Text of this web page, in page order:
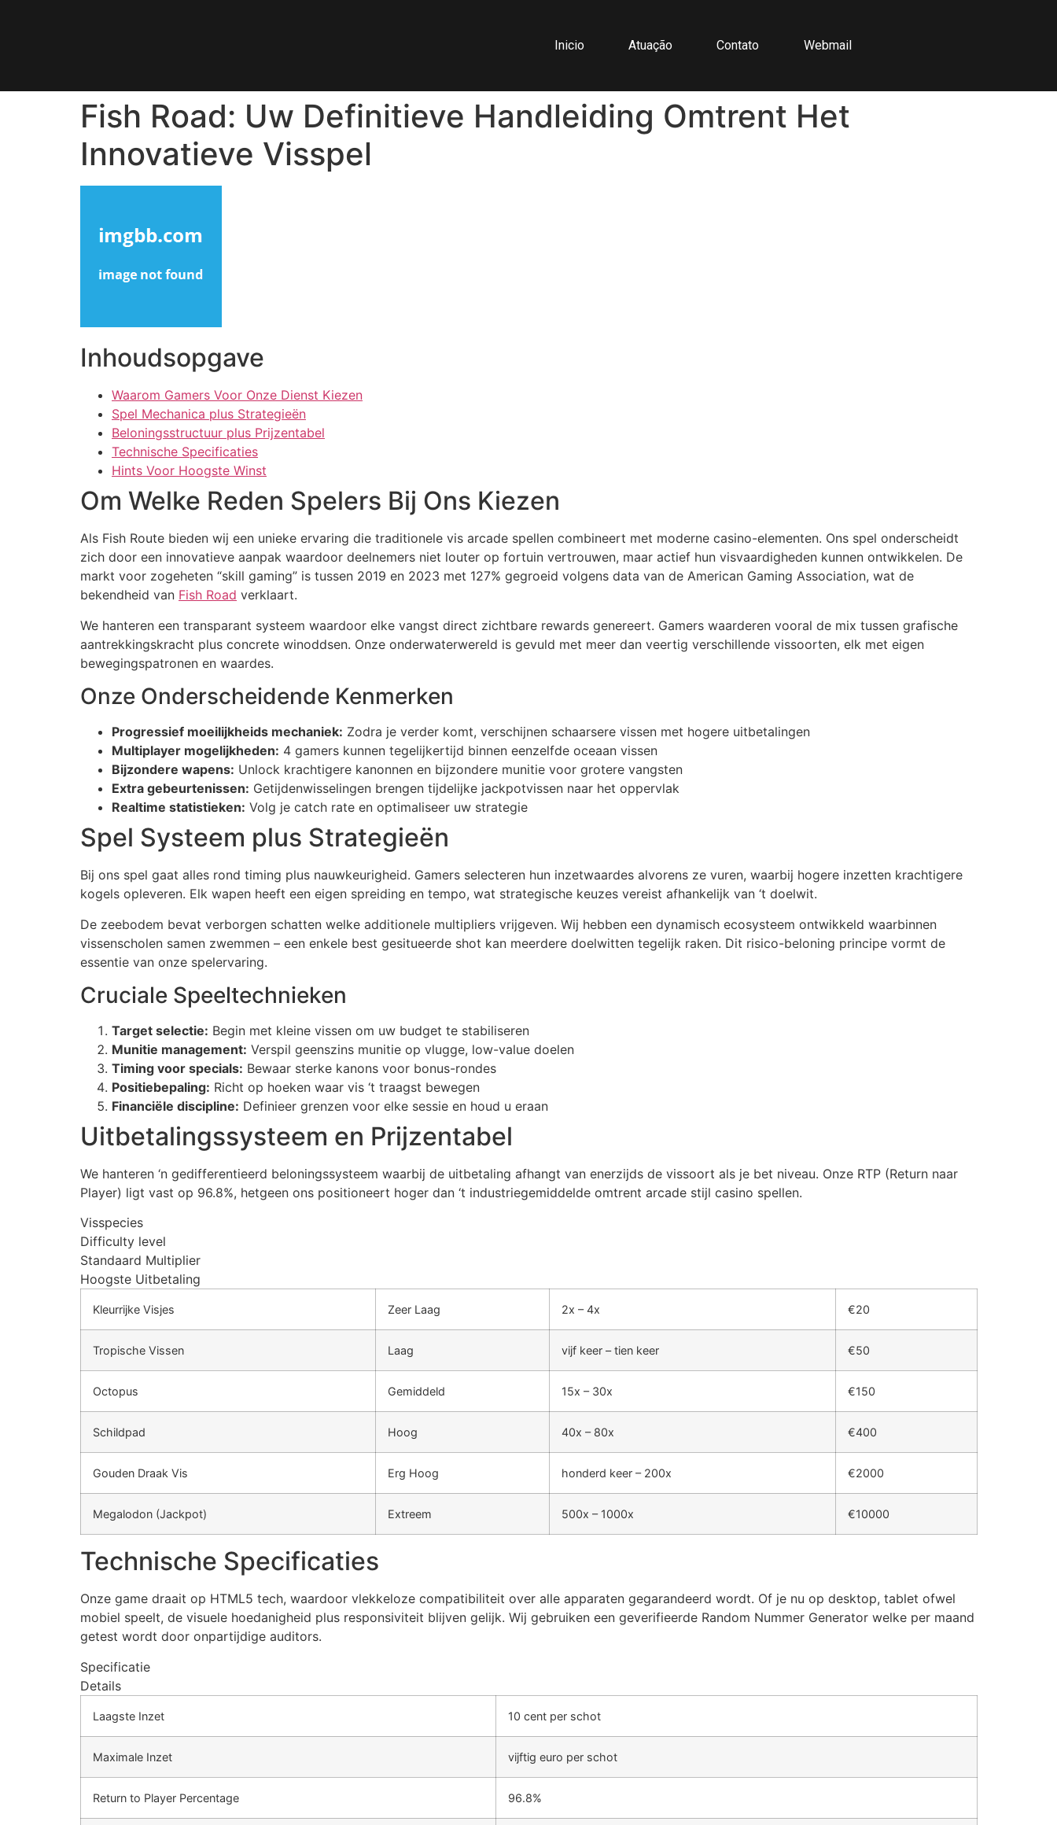
Inicio Atuação Contato Webmail
Fish Road: Uw Definitieve Handleiding Omtrent Het
Innovatieve Visspel
Inhoudsopgave
Waarom Gamers Voor Onze Dienst Kiezen
Spel Mechanica plus Strategieën
Beloningsstructuur plus Prijzentabel
Technische Specificaties
Hints Voor Hoogste Winst
Om Welke Reden Spelers Bij Ons Kiezen
Als Fish Route bieden wij een unieke ervaring die traditionele vis arcade spellen combineert met moderne casino-elementen. Ons spel onderscheidt
zich door een innovatieve aanpak waardoor deelnemers niet louter op fortuin vertrouwen, maar actief hun visvaardigheden kunnen ontwikkelen. De
markt voor zogeheten “skill gaming” is tussen 2019 en 2023 met 127% gegroeid volgens data van de American Gaming Association, wat de
bekendheid van Fish Road verklaart.
We hanteren een transparant systeem waardoor elke vangst direct zichtbare rewards genereert. Gamers waarderen vooral de mix tussen grafische
aantrekkingskracht plus concrete winoddsen. Onze onderwaterwereld is gevuld met meer dan veertig verschillende vissoorten, elk met eigen
bewegingspatronen en waardes.
Onze Onderscheidende Kenmerken
Progressief moeilijkheids mechaniek: Zodra je verder komt, verschijnen schaarsere vissen met hogere uitbetalingen
Multiplayer mogelijkheden: 4 gamers kunnen tegelijkertijd binnen eenzelfde oceaan vissen
Bijzondere wapens: Unlock krachtigere kanonnen en bijzondere munitie voor grotere vangsten
Extra gebeurtenissen: Getijdenwisselingen brengen tijdelijke jackpotvissen naar het oppervlak
Realtime statistieken: Volg je catch rate en optimaliseer uw strategie
Spel Systeem plus Strategieën
Bij ons spel gaat alles rond timing plus nauwkeurigheid. Gamers selecteren hun inzetwaardes alvorens ze vuren, waarbij hogere inzetten krachtigere
kogels opleveren. Elk wapen heeft een eigen spreiding en tempo, wat strategische keuzes vereist afhankelijk van ‘t doelwit.
De zeebodem bevat verborgen schatten welke additionele multipliers vrijgeven. Wij hebben een dynamisch ecosysteem ontwikkeld waarbinnen
vissenscholen samen zwemmen – een enkele best gesitueerde shot kan meerdere doelwitten tegelijk raken. Dit risico-beloning principe vormt de
essentie van onze spelervaring.
Cruciale Speeltechnieken
Target selectie: Begin met kleine vissen om uw budget te stabiliseren
Munitie management: Verspil geenszins munitie op vlugge, low-value doelen
Timing voor specials: Bewaar sterke kanons voor bonus-rondes
Positiebepaling: Richt op hoeken waar vis ‘t traagst bewegen
Financiële discipline: Definieer grenzen voor elke sessie en houd u eraan
Uitbetalingssysteem en Prijzentabel
We hanteren ‘n gedifferentieerd beloningssysteem waarbij de uitbetaling afhangt van enerzijds de vissoort als je bet niveau. Onze RTP (Return naar
Player) ligt vast op 96.8%, hetgeen ons positioneert hoger dan ‘t industriegemiddelde omtrent arcade stijl casino spellen.
Visspecies
Difficulty level
Standaard Multiplier
Hoogste Uitbetaling
Kleurrijke Visjes Zeer Laag 2x – 4x €20
Tropische Vissen Laag vijf keer – tien keer €50
Octopus Gemiddeld 15x – 30x €150
Schildpad Hoog 40x – 80x €400
Gouden Draak Vis Erg Hoog honderd keer – 200x €2000
Megalodon (Jackpot) Extreem 500x – 1000x €10000
Technische Specificaties
Onze game draait op HTML5 tech, waardoor vlekkeloze compatibiliteit over alle apparaten gegarandeerd wordt. Of je nu op desktop, tablet ofwel
mobiel speelt, de visuele hoedanigheid plus responsiviteit blijven gelijk. Wij gebruiken een geverifieerde Random Nummer Generator welke per maand
getest wordt door onpartijdige auditors.
Specificatie
Details
Laagste Inzet 10 cent per schot
Maximale Inzet vijftig euro per schot
Return to Player Percentage 96.8%